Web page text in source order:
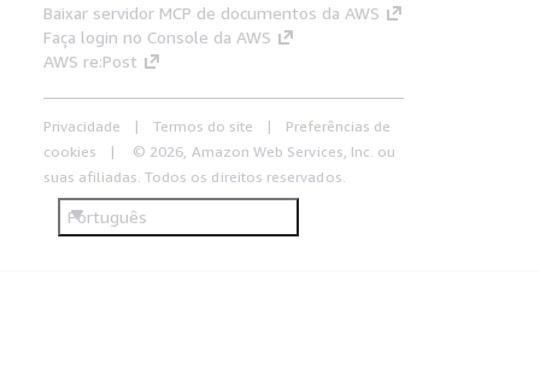
Baixar servidor MCP de documentos da AWS
Faça login no Console da AWS
AWS re:Post
Privacidade Termos do site
Preferências de
cookies
© 2026, Amazon Web Services, Inc. ou
suas afiliadas. Todos os direitos reservados.
Português